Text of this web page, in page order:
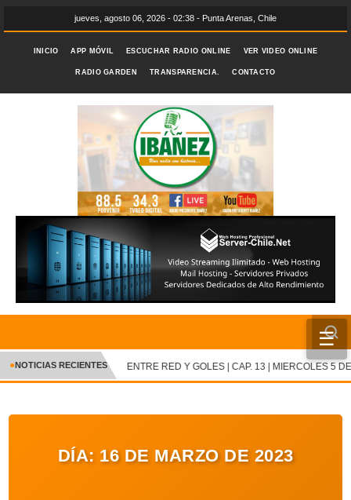
jueves, agosto 06, 2026 - 02:38 - Punta Arenas, Chile
INICIO APP MÓVIL ESCUCHAR RADIO ONLINE VER VIDEO ONLINE
RADIO GARDEN TRANSPARENCIA. CONTACTO
☰
INICIO
CRÓNICA
ENTRETENIMIENTO Y CULTURA
NOTICIAS RECIENTES ENTRE RED Y GOLES | CAP. 13 | MIERCOLES 5 DE
DÍA: 16 DE MARZO DE 2023